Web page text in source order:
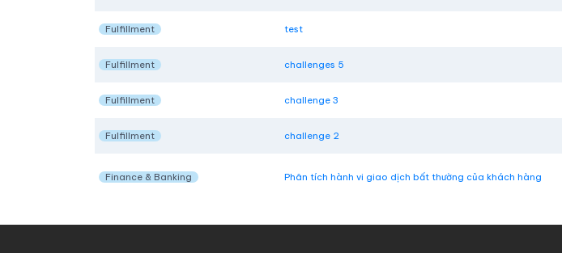
Fulfillment test
Fulfillment challenges 5
Fulfillment challenge 3
Fulfillment challenge 2
Finance & Banking Phân tích hành vi giao dịch bất thường của khách hàng